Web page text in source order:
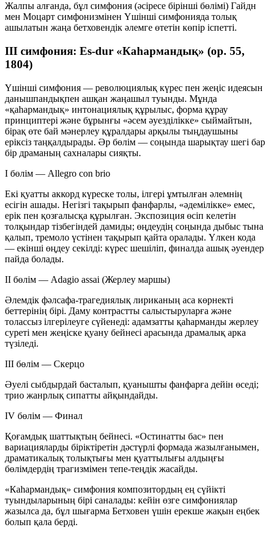
Жалпы алғанда, бұл симфония (әсіресе бірінші бөлімі) Гайдн
мен Моцарт симфонизмінен Үшінші симфонияда толық
ашылатын жаңа бетховендік әлемге өтетін көпір іспетті.
III симфония: Es-dur «Каһармандық» (op. 55,
1804)
Үшінші симфония — революциялық күрес пен жеңіс идеясын
данышпандықпен ашқан жаңашыл туынды. Мұнда
«қаһармандық» интонациялық құрылыс, форма құрау
принциптері және бұрынғы «әсем әуезділікке» сыймайтын,
бірақ өте бай мәнерлеу құралдары арқылы тыңдаушыны
еріксіз таңқалдырады. Әр бөлім — соңында шарықтау шегі бар
бір драманың сахналары сияқты.
I бөлім — Allegro con brio
Екі қуатты аккорд күреске толы, ілгері ұмтылған әлемнің
есігін ашады. Негізгі тақырып фанфарлы, «әдемілікке» емес,
ерік пен қозғалысқа құрылған. Экспозиция өсіп келетін
толқындар тізбегіндей дамиды; өңдеудің соңында дыбыс тына
қалып, тремоло үстінен тақырып қайта оралады. Үлкен кода
— екінші өңдеу секілді: күрес шешіліп, финалда ашық әуендер
пайда болады.
II бөлім — Adagio assai (Жерлеу маршы)
Әлемдік фәлсафа-трагедиялық лириканың аса көрнекті
беттерінің бірі. Даму контрастты салыстыруларға және
толассыз ілгерілеуге сүйенеді: адамзатты қаһарманды жерлеу
суреті мен жеңіске қуану бейнесі арасында драмалық арка
түзіледі.
III бөлім — Скерцо
Әуелі сыбдырдай басталып, қуанышты фанфарға дейін өседі;
трио жанрлық сипатты айқындайды.
IV бөлім — Финал
Қоғамдық шаттықтың бейнесі. «Остинатты бас» пен
вариацияларды біріктіретін дәстүрлі формада жазылғанымен,
драматикалық толықтығы мен қуаттылығы алдыңғы
бөлімдердің трагизмімен тепе-теңдік жасайды.
«Каһармандық» симфония композитордың ең сүйікті
туындыларының бірі саналады: кейін өзге симфониялар
жазылса да, бұл шығарма Бетховен үшін ерекше жақын еңбек
болып қала берді.